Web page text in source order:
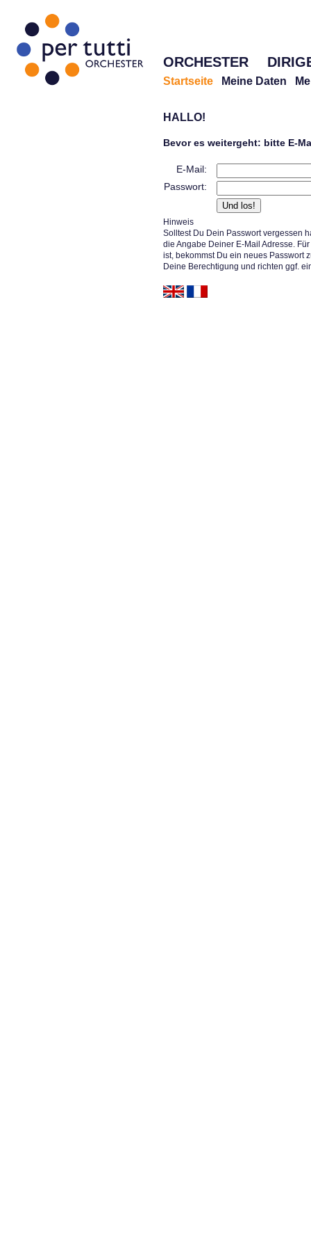
ORCHESTER
Startseite Meine Daten
HALLO!
Bevor es weitergeht: bitte E-
E-Mail:
Passwort:
Hinweis
Solltest Du Dein Passwort vergessen
die Angabe Deiner E-Mail Adresse.
ist, bekommst Du ein neues Passwort
Deine Berechtigung und richten ggf.